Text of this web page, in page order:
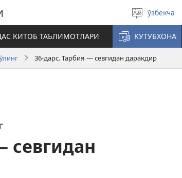
Тилни
танланг
ўзбекча
КИТОБ ТАЪЛИМОТЛАРИ КУТУБХОНА
36-дарс. Тарбия — севгидан даракдир
севгидан